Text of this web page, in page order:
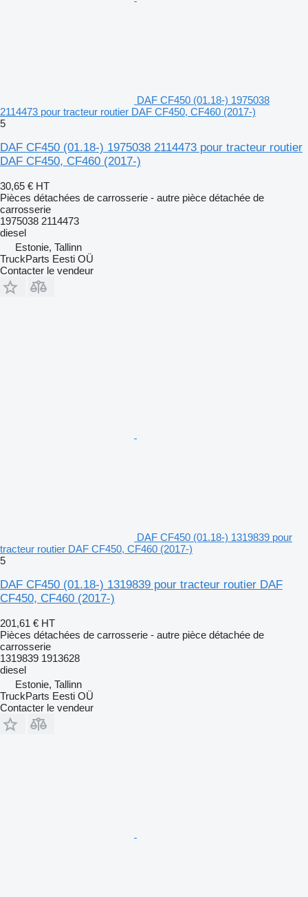
DAF CF450 (01.18-) 1975038
2114473 pour tracteur routier DAF CF450, CF460 (2017-)
5
DAF CF450 (01.18-) 1975038 2114473 pour tracteur routier
DAF CF450, CF460 (2017-)
30,65 € HT
Pièces détachées de carrosserie - autre pièce détachée de
carrosserie
1975038 2114473
diesel
Estonie, Tallinn
TruckParts Eesti OÜ
Contacter le vendeur
DAF CF450 (01.18-) 1319839 pour
tracteur routier DAF CF450, CF460 (2017-)
5
DAF CF450 (01.18-) 1319839 pour tracteur routier DAF
CF450, CF460 (2017-)
201,61 € HT
Pièces détachées de carrosserie - autre pièce détachée de
carrosserie
1319839 1913628
diesel
Estonie, Tallinn
TruckParts Eesti OÜ
Contacter le vendeur